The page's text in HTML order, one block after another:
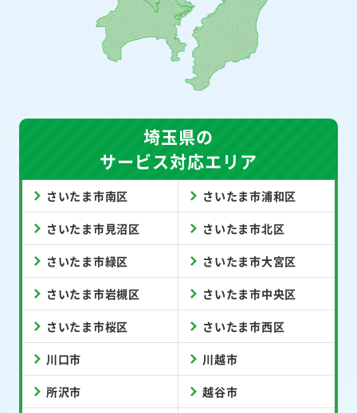
埼玉県の
サービス対応エリア
さいたま市南区 さいたま市浦和区
さいたま市見沼区 さいたま市北区
さいたま市緑区 さいたま市大宮区
さいたま市岩槻区 さいたま市中央区
さいたま市桜区 さいたま市西区
川口市 川越市
所沢市 越谷市